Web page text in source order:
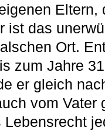
Eltern,
ist das
Ort.
zum Jahre
er gleich
vom Vater